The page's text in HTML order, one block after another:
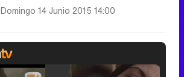
Domingo 14 Junio 2015 14:00